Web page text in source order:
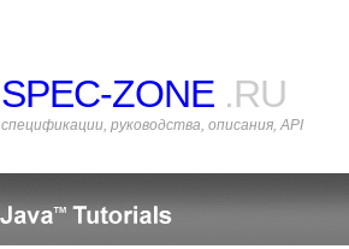
SPEC-ZONE .RU
спецификации, руководства, описания, API